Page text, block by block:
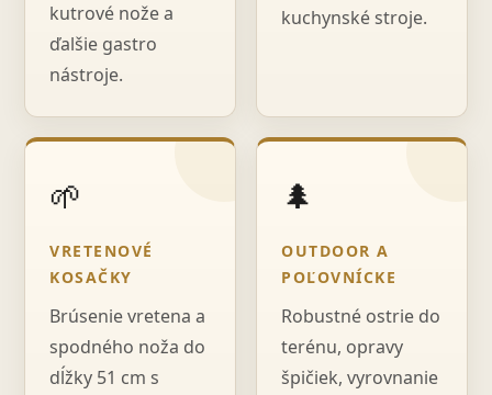
kutrové nože a
ďalšie gastro
nástroje.
kuchynské stroje.
🌱
VRETENOVÉ
KOSAČKY
Brúsenie vretena a
spodného noža do
dĺžky 51 cm s
🌲
OUTDOOR A
POĽOVNÍCKE
Robustné ostrie do
terénu, opravy
špičiek, vyrovnanie